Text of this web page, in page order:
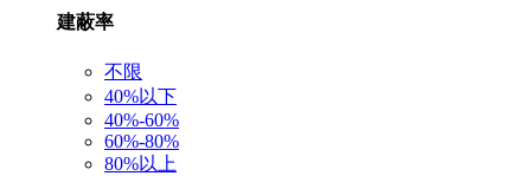
建蔽率
不限
40%以下
40%-60%
60%-80%
80%以上